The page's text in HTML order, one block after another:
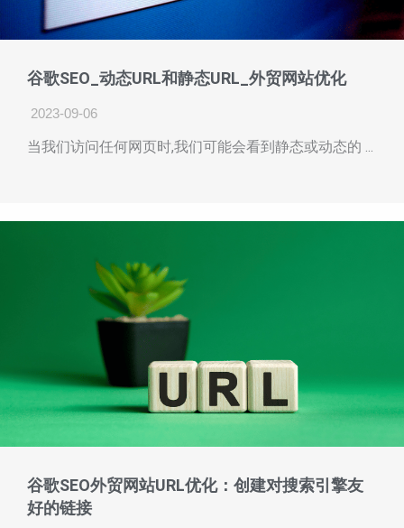
谷歌SEO_动态URL和静态URL_外贸网站优化
2023-09-06
当我们访问任何网页时,我们可能会看到静态或动态的 ...
谷歌SEO外贸网站URL优化：创建对搜索引擎友
好的链接